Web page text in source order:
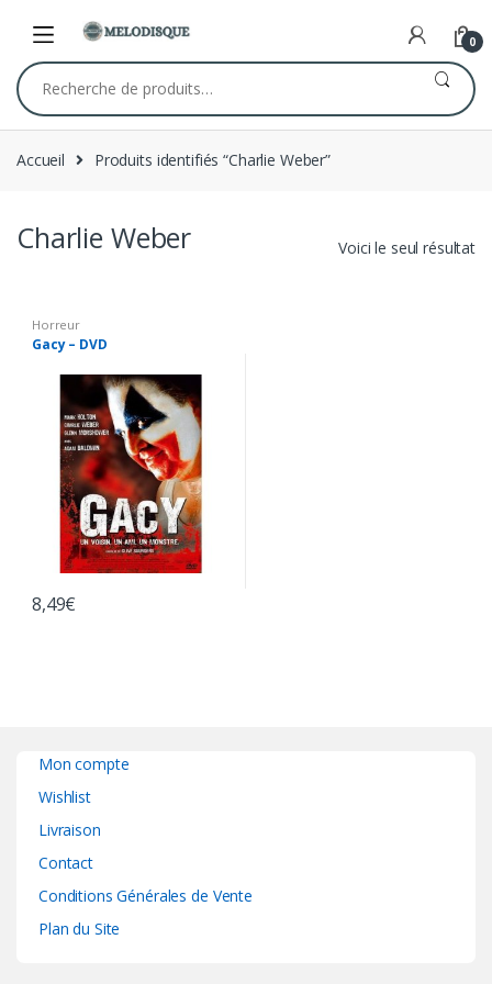
navigation
content
0
Recherche
pour :
Accueil Produits identifiés “Charlie Weber”
Charlie Weber Voici le seul résultat
Horreur
Gacy – DVD
8,49€
Mon compte
Wishlist
Livraison
Contact
Conditions Générales de Vente
Plan du Site